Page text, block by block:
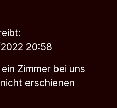
20:58
Zimmer bei uns
erschienen